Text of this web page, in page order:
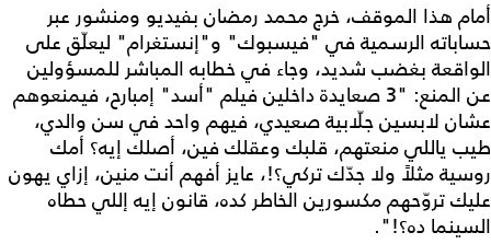
أمام هذا الموقف، خرج محمد رمضان بفيديو ومنشور عبر
حساباته الرسمية في "فيسبوك" و"إنستغرام" ليعلّق على
الواقعة بغضب شديد، وجاء في خطابه المباشر للمسؤولين
عن المنع: "3 صعايدة داخلين فيلم "أسد" إمبارح، فيمنعوهم
عشان لابسين جلّابية صعيدي، فيهم واحد في سن والدي،
طيب ياللي منعتهم، قلبك وعقلك فين، أصلك إيه؟ أمك
روسية مثلاً ولا جدّك تركي؟!، عايز أفهم أنت منين، إزاي يهون
عليك تروّحهم مكسورين الخاطر كده، قانون إيه إللي حطاه
السينما ده؟!".